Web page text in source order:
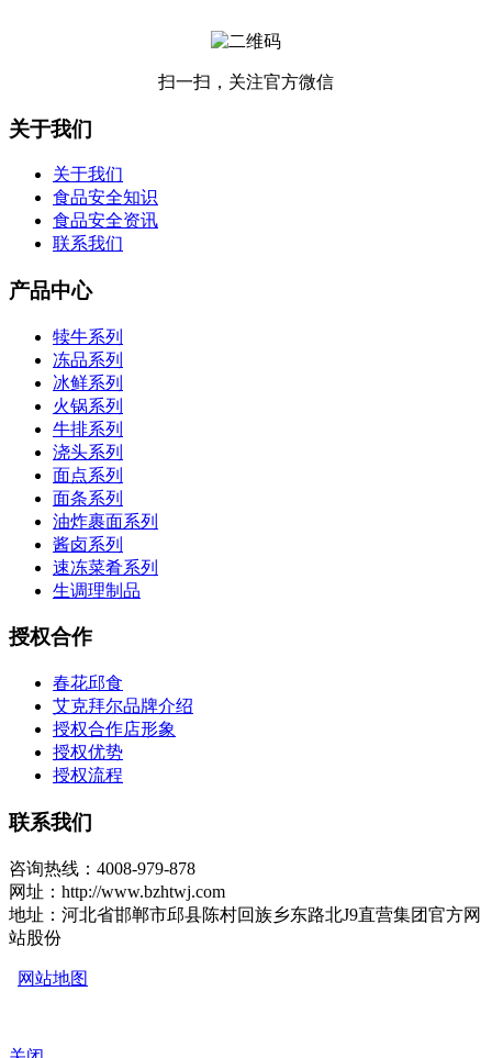
扫一扫，关注官方微信
关于我们
关于我们
食品安全知识
食品安全资讯
联系我们
产品中心
犊牛系列
冻品系列
冰鲜系列
火锅系列
牛排系列
浇头系列
面点系列
面条系列
油炸裹面系列
酱卤系列
速冻菜肴系列
生调理制品
授权合作
春花邱食
艾克拜尔品牌介绍
授权合作店形象
授权优势
授权流程
联系我们
咨询热线：4008-979-878
网址：http://www.bzhtwj.com
地址：河北省邯郸市邱县陈村回族乡东路北J9直营集团官方网
站股份
网站地图